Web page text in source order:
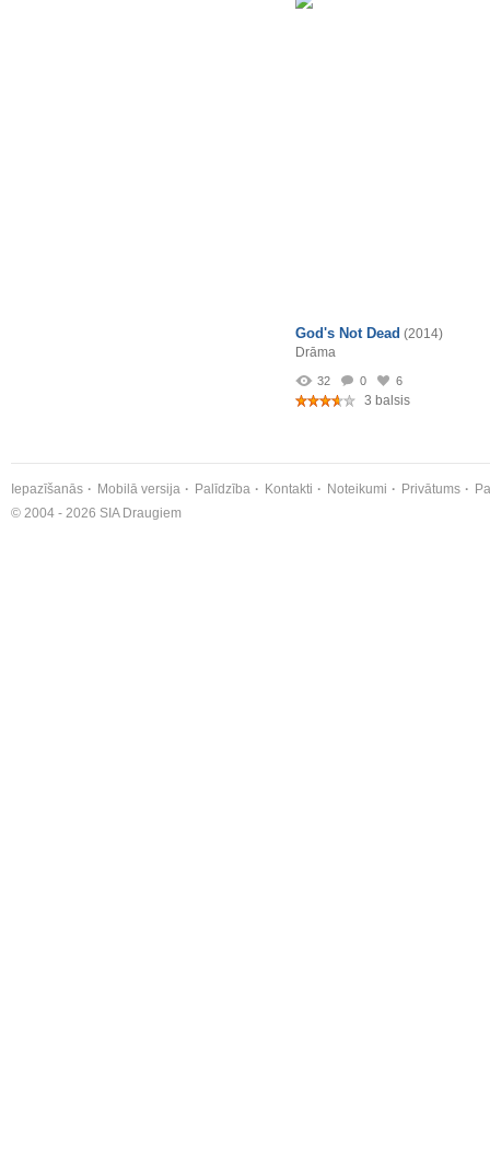
God's Not Dead (2014)
Drāma
32 0 6
3 balsis
Iepazīšanās Mobilā versija Palīdzība Kontakti Noteikumi Privātums
© 2004 - 2026 SIA Draugiem